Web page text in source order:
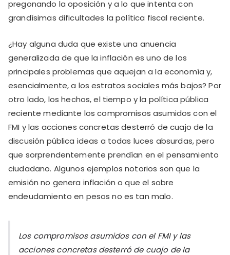
pregonando la oposición y a lo que intenta con
grandísimas dificultades la política fiscal reciente.
¿Hay alguna duda que existe una anuencia
generalizada de que la inflación es uno de los
principales problemas que aquejan a la economía y,
esencialmente, a los estratos sociales más bajos? Por
otro lado, los hechos, el tiempo y la política pública
reciente mediante los compromisos asumidos con el
FMI y las acciones concretas desterró de cuajo de la
discusión pública ideas a todas luces absurdas, pero
que sorprendentemente prendían en el pensamiento
ciudadano. Algunos ejemplos notorios son que la
emisión no genera inflación o que el sobre
endeudamiento en pesos no es tan malo.
Los compromisos asumidos con el FMI y las
acciones concretas desterró de cuajo de la